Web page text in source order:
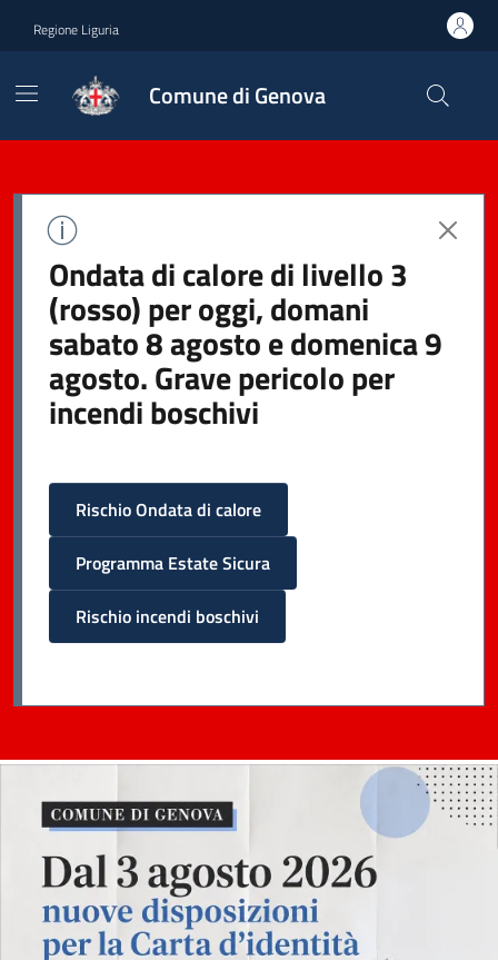
Regione Liguria
Comune di Genova
Ondata di calore di livello 3
(rosso) per oggi, domani
sabato 8 agosto e domenica 9
agosto. Grave pericolo per
incendi boschivi
Rischio Ondata di calore
Programma Estate Sicura
Rischio incendi boschivi